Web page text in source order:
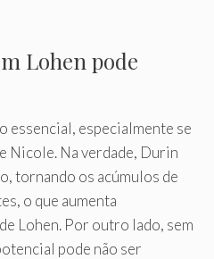
Lohen pode
essencial, especialmente se
Nicole. Na verdade, Durin
tornando os acúmulos de
o que aumenta
Lohen. Por outro lado, sem
pode não ser